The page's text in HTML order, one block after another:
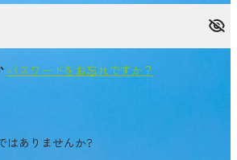
パスワードをお忘れですか？
はありませんか?